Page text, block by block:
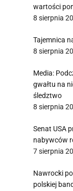
wartości
8 sierpnia
Tajemnica
8 sierpnia
Media:
gwałtu na
śledztwo
8 sierpnia
Senat USA
nabywców
7 sierpnia
Nawrocki
polskiej